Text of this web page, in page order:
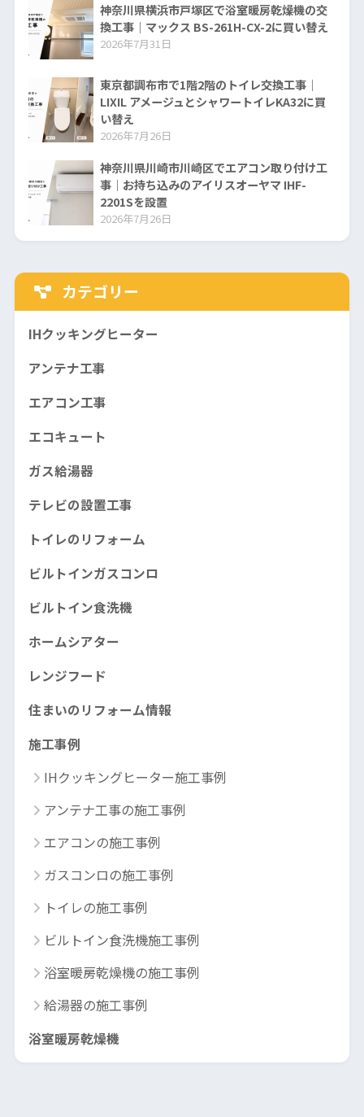
神奈川県横浜市戸塚区で浴室暖房乾燥機の交
換工事｜マックス BS-261H-CX-2に買い替え
2026年7月31日
東京都調布市で1階2階のトイレ交換工事｜
LIXIL アメージュとシャワートイレKA32に買
い替え
2026年7月26日
神奈川県川崎市川崎区でエアコン取り付け工
事｜お持ち込みのアイリスオーヤマ IHF-
2201Sを設置
2026年7月26日
カテゴリー
IHクッキングヒーター
アンテナ工事
エアコン工事
エコキュート
ガス給湯器
テレビの設置工事
トイレのリフォーム
ビルトインガスコンロ
ビルトイン食洗機
ホームシアター
レンジフード
住まいのリフォーム情報
施工事例
IHクッキングヒーター施工事例
アンテナ工事の施工事例
エアコンの施工事例
ガスコンロの施工事例
トイレの施工事例
ビルトイン食洗機施工事例
浴室暖房乾燥機の施工事例
給湯器の施工事例
浴室暖房乾燥機